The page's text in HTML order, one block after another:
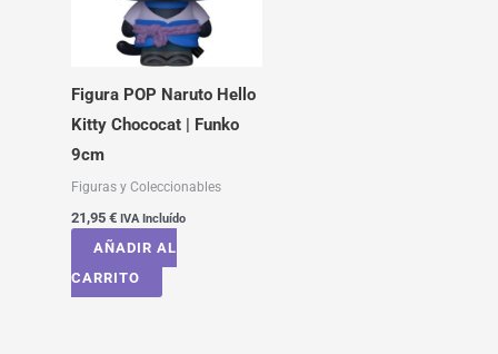
Figura POP Naruto Hello
Kitty Chococat | Funko
9cm
Figuras y Coleccionables
21,95 € IVA Incluído
AÑADIR AL
CARRITO